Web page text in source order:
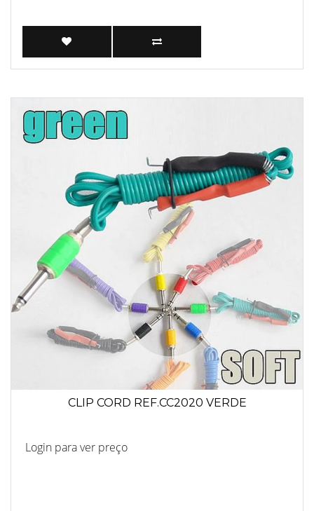
CLIP CORD REF.CC2020 VERDE
Login para ver preço